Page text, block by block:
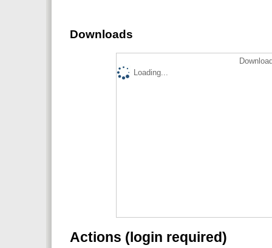
Downloads
Loading...
Actions (login required)